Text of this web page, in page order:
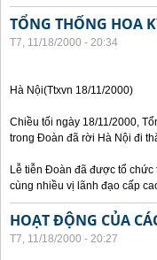
TỔNG THỐNG HOA
T7, 11/18/2000 - 20:34
Hà Nội(Ttxvn 18/11/2000)
Chiều tối ngày 18/11/2000,
trong Đoàn đã rời Hà Nội đi
Lễ tiễn Đoàn đã được tổ
cùng nhiều vị lãnh đạo cấp
HOẠT ĐỘNG CỦA
T7, 11/18/2000 - 20:27